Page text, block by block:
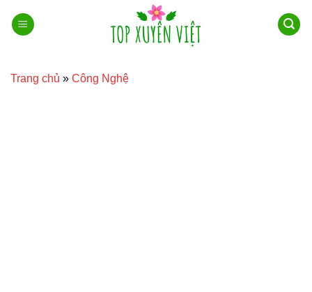
qua
Trang chủ » Công Nghệ